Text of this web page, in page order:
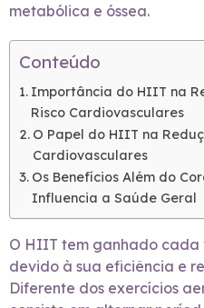
metabólica e óssea.
Conteúdo
Importância do HIIT na
Risco Cardiovasculares
O Papel do HIIT na
Cardiovasculares
Os Benefícios Além do
Influencia a Saúde Geral
O HIIT tem ganhado
devido à sua eficiência e
Diferente dos exercícios